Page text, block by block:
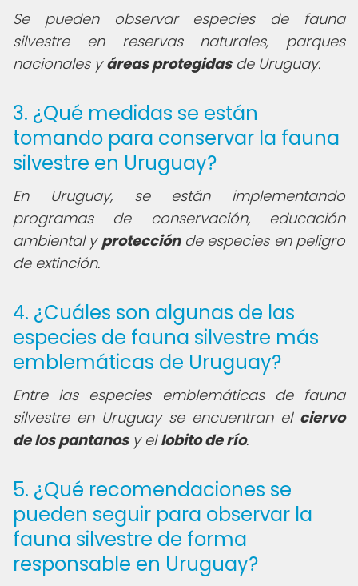
Se pueden observar especies de fauna
silvestre en reservas naturales, parques
nacionales yáreas protegidasde Uruguay.
3. ¿Qué medidas se están
tomando para conservar la fauna
silvestre en Uruguay?
En Uruguay, se están implementando
programas de conservación, educación
ambiental y protecciónde especies en peligro
de extinción.
4. ¿Cuáles son algunas de las
especies de fauna silvestre más
emblemáticas de Uruguay?
Entre las especies emblemáticas de fauna
silvestre en Uruguay se encuentran el ciervo
de los pantanosy ellobito de río.
5. ¿Qué recomendaciones se
pueden seguir para observar la
fauna silvestre de forma
responsable en Uruguay?